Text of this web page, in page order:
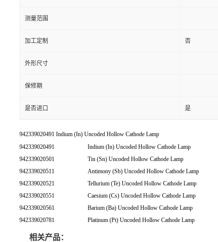
测量范围
加工定制 否
外形尺寸
保修期
是否进口 是
942339020491 Indium (In) Uncoded Hollow Cathode Lamp
942339020491
Indium (In) Uncoded Hollow Cathode Lamp
942339020501
Tin (Sn) Uncoded Hollow Cathode Lamp
942339020511
Antimony (Sb) Uncoded Hollow Cathode Lamp
942339020521
Tellurium (Te) Uncoded Hollow Cathode Lamp
942339020551
Caesium (Cs) Uncoded Hollow Cathode Lamp
942339020561
Barium (Ba) Uncoded Hollow Cathode Lamp
942339020781
Platinum (Pt) Uncoded Hollow Cathode Lamp
相关产品：